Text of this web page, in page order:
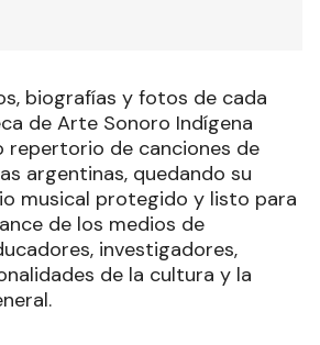
biografías y fotos de cada
de Arte Sonoro Indígena
repertorio de canciones de
argentinas, quedando su
musical protegido y listo para
de los medios de
investigadores,
de la cultura y la